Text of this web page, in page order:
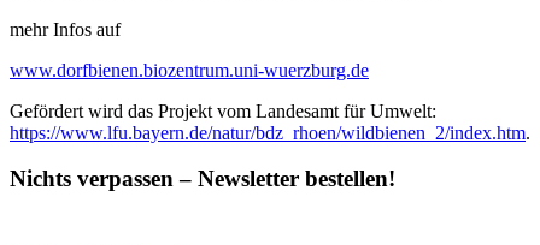
mehr Infos auf
www.dorfbienen.biozentrum.uni-wuerzburg.de
Gefördert wird das Projekt vom Landesamt für Umwelt:
https://www.lfu.bayern.de/natur/bdz_rhoen/wildbienen_2/index.htm.
Nichts verpassen – Newsletter bestellen!